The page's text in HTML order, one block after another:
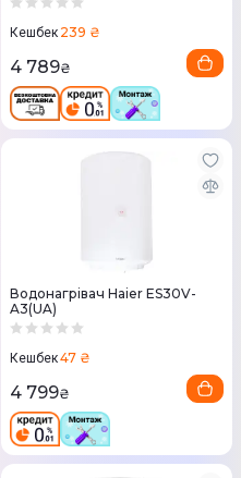
Кешбек 239 ₴
4 789₴
Водонагрівач Haier ES30V-
A3(UA)
Кешбек47 ₴
4 799₴